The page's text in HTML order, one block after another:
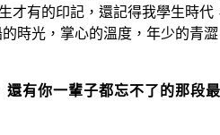
才有的印記，還記得我學生時代
時光，掌心的溫度，年少的青
還有你一輩子都忘不了的那段